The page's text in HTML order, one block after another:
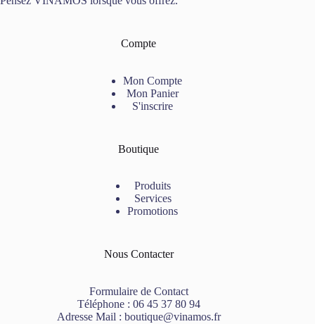
Compte
Mon Compte
Mon Panier
S'inscrire
Boutique
Produits
Services
Promotions
Nous Contacter
Formulaire de Contact
Téléphone : 06 45 37 80 94
Adresse Mail : boutique@vinamos.fr